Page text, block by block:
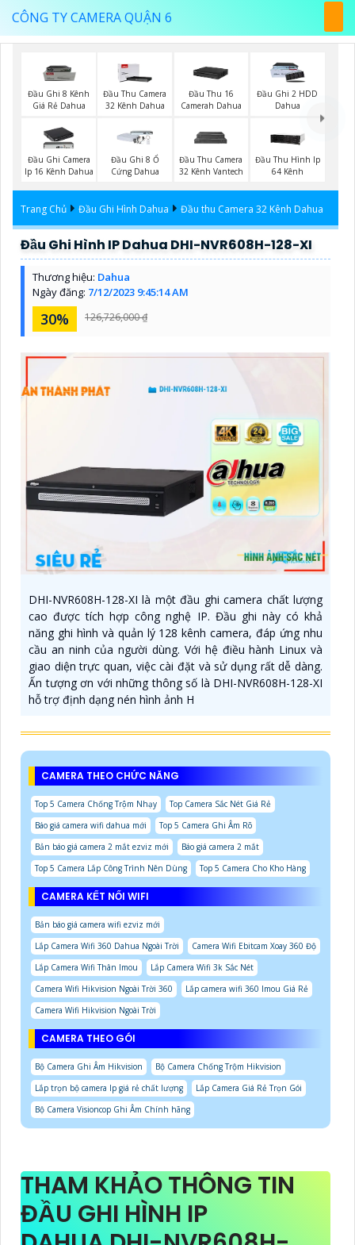
CÔNG TY CAMERA QUẬN 6
Đầu Ghi 8 Kênh
Giá Rẻ Dahua
Đầu Thu Camera
32 Kênh Dahua
Đầu Thu 16
Camerah Dahua
Đầu Ghi 2 HDD
Dahua
Đầu Ghi Camera
Ip 16 Kênh Dahua
Đầu Ghi 8 Ổ
Cứng Dahua
Đầu Thu Camera
32 Kênh Vantech
Đầu Thu Hình Ip
64 Kênh
Trang Chủ Đầu Ghi Hình Dahua Đầu thu Camera 32 Kênh Dahua
Đầu Ghi Hình IP Dahua DHI-NVR608H-128-XI
Thương hiệu: Dahua
Ngày đăng: 7/12/2023 9:45:14 AM
30% 126,726,000 ₫
DHI-NVR608H-128-XI là một đầu ghi camera chất lượng
cao được tích hợp công nghệ IP. Đầu ghi này có khả
năng ghi hình và quản lý 128 kênh camera, đáp ứng nhu
cầu an ninh của người dùng. Với hệ điều hành Linux và
giao diện trực quan, việc cài đặt và sử dụng rất dễ dàng.
Ấn tượng ơn với những thông số là DHI-NVR608H-128-XI
hỗ trợ định dạng nén hình ảnh H
CAMERA THEO CHỨC NĂNG
Top 5 Camera Chống Trộm Nhạy
Top Camera Sắc Nét Giá Rẻ
Báo giá camera wifi dahua mới
Top 5 Camera Ghi Âm Rõ
Bản báo giá camera 2 mắt ezviz mới
Báo giá camera 2 mắt
Top 5 Camera Lắp Công Trình Nên Dùng
Top 5 Camera Cho Kho Hàng
CAMERA KẾT NỐI WIFI
Bản báo giá camera wifi ezviz mới
Lắp Camera Wifi 360 Dahua Ngoài Trời
Camera Wifi Ebitcam Xoay 360 Độ
Lắp Camera Wifi Thân Imou
Lắp Camera Wifi 3k Sắc Nét
Camera Wifi Hikvision Ngoài Trời 360
Lắp camera wifi 360 Imou Giá Rẻ
Camera Wifi Hikvision Ngoài Trời
CAMERA THEO GÓI
Bộ Camera Ghi Âm Hikvision
Bộ Camera Chống Trộm Hikvision
Lắp trọn bộ camera Ip giá rẻ chất lượng
Lắp Camera Giá Rẻ Trọn Gói
Bộ Camera Visioncop Ghi Âm Chính hãng
THAM KHẢO THÔNG TIN
ĐẦU GHI HÌNH IP